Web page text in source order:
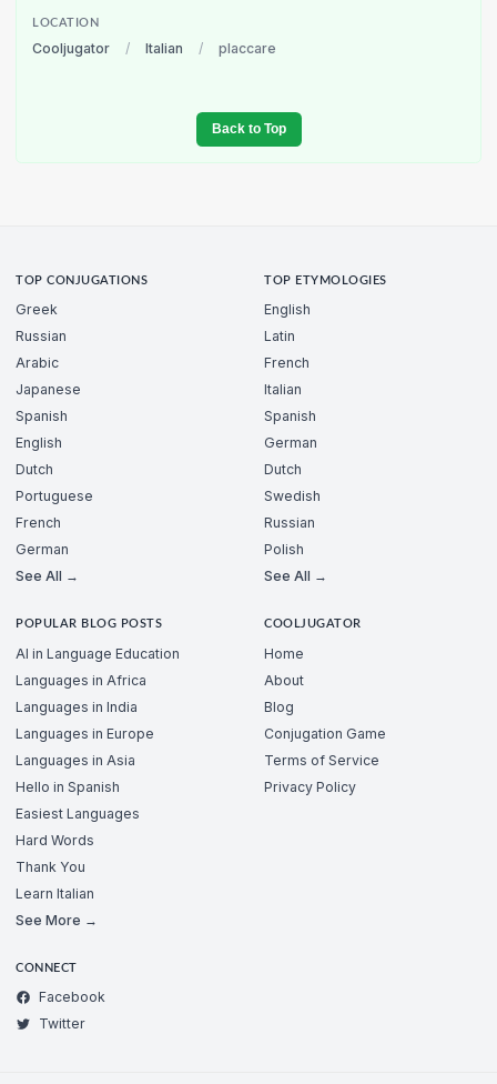
LOCATION
Cooljugator / Italian / placcare
Back to Top
TOP CONJUGATIONS
Greek
Russian
Arabic
Japanese
Spanish
English
Dutch
Portuguese
French
German
See All →
TOP ETYMOLOGIES
English
Latin
French
Italian
Spanish
German
Dutch
Swedish
Russian
Polish
See All →
POPULAR BLOG POSTS
AI in Language Education
Languages in Africa
Languages in India
Languages in Europe
Languages in Asia
Hello in Spanish
Easiest Languages
Hard Words
Thank You
Learn Italian
See More →
COOLJUGATOR
Home
About
Blog
Conjugation Game
Terms of Service
Privacy Policy
CONNECT
Facebook
Twitter